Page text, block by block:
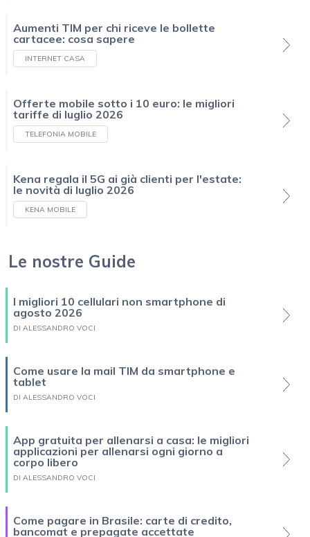
Aumenti TIM per chi riceve le bollette
cartacee: cosa sapere
INTERNET CASA
Offerte mobile sotto i 10 euro: le migliori
tariffe di luglio 2026
TELEFONIA MOBILE
Kena regala il 5G ai già clienti per l'estate:
le novità di luglio 2026
KENA MOBILE
Le nostre Guide
I migliori 10 cellulari non smartphone di
agosto 2026
DI ALESSANDRO VOCI
Come usare la mail TIM da smartphone e
tablet
DI ALESSANDRO VOCI
App gratuita per allenarsi a casa: le migliori
applicazioni per allenarsi ogni giorno a
corpo libero
DI ALESSANDRO VOCI
Come pagare in Brasile: carte di credito,
bancomat e prepagate accettate